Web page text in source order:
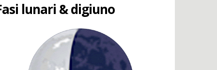
lunari & digiuno